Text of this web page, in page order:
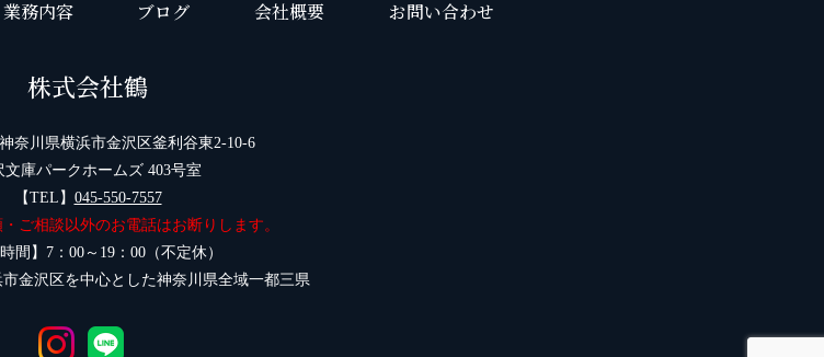
業務内容 ブログ 会社概要 お問い合わせ
株式会社鶴
奈川県横浜市金沢区釜利谷東2-10-6
文庫パークホームズ 403号室
【TEL】 045-550-7557
ご相談以外のお電話はお断りします。
時間】7：00～19：00（不定休）
市金沢区を中心とした神奈川県全域一都三県